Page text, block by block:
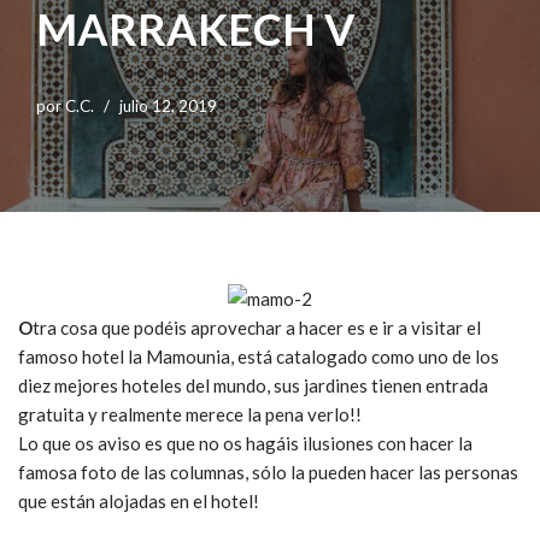
MARRAKECH V
porC.C. julio 12, 2019
Otra cosa que podéis aprovechar a hacer es e ir a visitar el
famoso hotel la Mamounia, está catalogado como uno de los
diez mejores hoteles del mundo, sus jardines tienen entrada
gratuita y realmente merece la pena verlo!!
Lo que os aviso es que no os hagáis ilusiones con hacer la
famosa foto de las columnas, sólo la pueden hacer las personas
que están alojadas en el hotel!